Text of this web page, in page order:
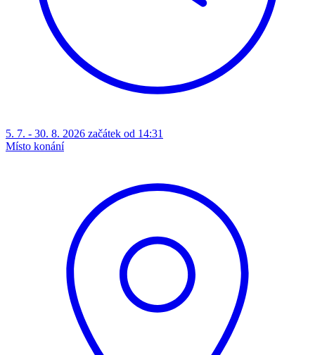
5. 7. - 30. 8. 2026 začátek od 14:31
Místo konání